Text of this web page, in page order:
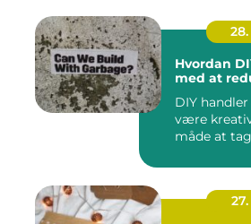
Hvordan
med at
DIY
være
måde at